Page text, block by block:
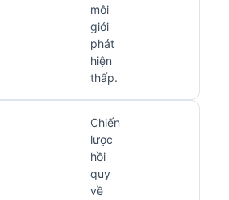
môi
giới
phát
hiện
thấp.
Chiến
lược
hồi
quy
về